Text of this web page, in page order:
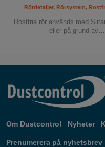
Rördetaljer, Rörsystem,
Rostfria rör används med
eller på grund av…
Om Dustcontrol Nyheter
Prenumerera på nyhetsbrev